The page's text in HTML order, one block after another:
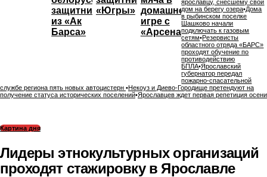
защитником
из «Ак
Барса»
«Югры» домашней
игре с
«Арсеналом»
ярославцу, снесшему свой
дом на берегу озера•Дома
в рыбинском поселке
Шашково начали
подключать к газовым
сетям•Резервисты
областного отряда «БАРС»
проходят обучение по
противодействию
БПЛА•Ярославский
губернатор передал
пожарно-спасательной
службе региона пять новых автоцистерн •Некоуз и Диево-Городище претендуют на
получение статуса исторических поселений•Ярославцев ждет первая репетиция осени
Картина дня
Лидеры этнокультурных организаций
проходят стажировку в Ярославле